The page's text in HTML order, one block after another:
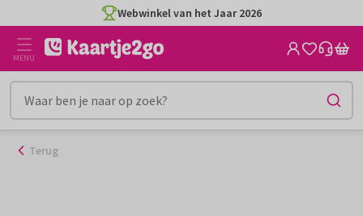
naar
inhoud
Webwinkel van het Jaar 2026
MENU
Terug